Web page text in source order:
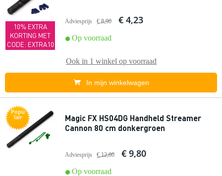
10% EXTRA
KORTING MET
CODE: EXTRA10
Adviesprijs € 8,90 € 4,23
Op voorraad
Ook in 1 winkel op voorraad
In mijn winkelwagen
Popu
lair
Magic FX HS04DG Handheld Streamer
Cannon 80 cm donkergroen
Adviesprijs € 12,80 € 9,80
Op voorraad